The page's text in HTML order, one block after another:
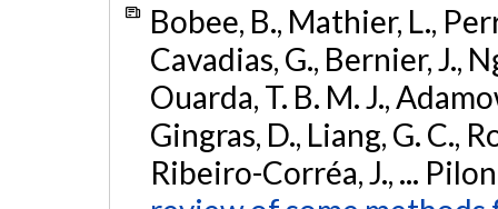
Bobee, B., Mathier, L.,
Cavadias, G., Bernier, J.,
Ouarda, T. B. M. J.,
Gingras, D., Liang, G. C.,
Ribeiro-Corréa, J., ...